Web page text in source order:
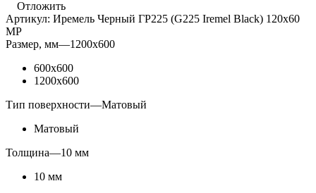
Отложить
Артикул: Иремель Черный ГР225 (G225 Iremel Black) 120х60
МР
Размер, мм—1200x600
600x600
1200x600
Тип поверхности—Матовый
Матовый
Толщина—10 мм
10 мм